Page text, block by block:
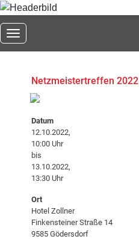
Toggle navigation
Netzmeistertreffen 2022
Datum
12.10.2022,
10:00 Uhr
bis
13.10.2022,
13:30 Uhr
Ort
Hotel Zollner
Finkensteiner Straße 14
9585 Gödersdorf